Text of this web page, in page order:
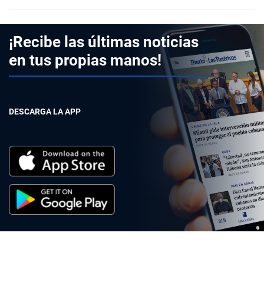
¡Recibe las últimas noticias
en tus propias manos!
DESCARGA LA APP